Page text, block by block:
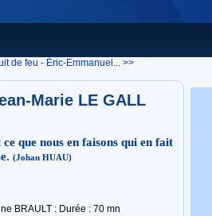
de feu - Éric-Emmanuel... >>
Marie LE GALL
que nous en faisons qui en fait
(Johan HUAU)
BRAULT : Durée : 70 mn